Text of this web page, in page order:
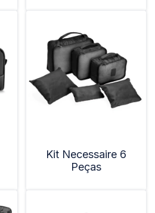
Kit Necessaire 6
Peças